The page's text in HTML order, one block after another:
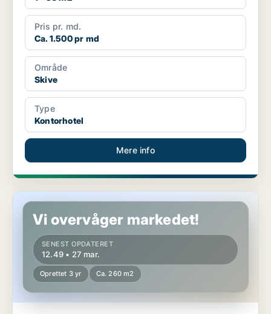
Pris pr. md.
Ca. 1.500 pr md
Område
Skive
Type
Kontorhotel
Mere info
Butik i Skive
Vi overvåger markedet!
SENEST OPDATERET
12.49 • 27 mar.
Oprettet 3 yr Ca. 260 m2